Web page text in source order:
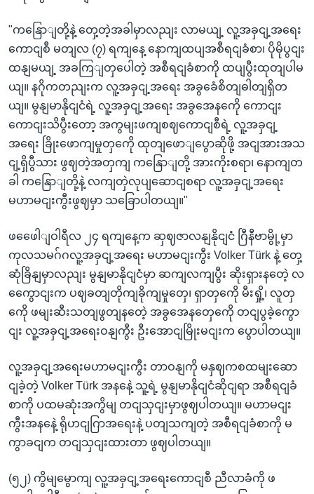
"ကနြောျတို့နဲ့ တှေ့တဲ့အခါမှာလညျး လာမယျ့ လူ့အခှငျ့အရေး
ကောငျစီ မတျလ (၇) ရကျနေ့ နောကျထပျအစီရငျခံစာ၊ ပိုမိုပွငျး
ထနျမယျ့ အခကြျတှပေါတဲ့ အစီရငျခံစာကို ထပျပွီးထုတျပါမ
ယျ။ နဂိုကတညျးက လူ့အခှငျ့အရေး အခွခေံစိတျဓါတျရှိတ
ယျ။ မွနျမာနိုငျငံရဲ့ လူ့အခှငျ့အရေး အခွအေနကေို ကောငျး
ကောငျးသိပွီးတော့ အကွမျးဖကျစဈကောငျစီရဲ့ လူ့အခှငျ့
အရေး ခြိုးဖောကျမှုတှကေို ထုတျဖောျပွောဆိုဖို့ အငျအားအသ
ငျ့ရှိပွီသား ဖွဈတဲ့အတှကျ ကနြောျတို့ အားကိုးစရာ၊ နောကျတ
ခါ ကနြောျတို့နဲ့ လကျတှဲလုပျဆောငျစရာ လူ့အခှငျ့အရေး
မဟာမငျးကွီးဖွဈမှာ သခြောပါတယျ။"
ဖဖေေါျဝါရီလ ၂၄ ရကျနေ့က ဆှဈဇာလနျနိုငျငံ ဂြီနီဗာမွို့မှာ
ကုလသမဂ်ဂလူ့အခှငျ့အရေး မဟာမငျးကွီး Volker Türk နဲ့ တှေ့
ဆုံခြိနျမှာလညျး မွနျမာနိုငျငံမှာ ဆကျလကျပွီး ဆိုးရှားနတေဲ့ လ
ကွေောငျးက ပဈခတျတိုကျခိုကျမှုတှေ၊ ရှာတှကေို မီးရှို့၊ လူတှ
ကေို ဖမျးဆီးသတျဖွတျနတေဲ့ အခွအေနတှေကေို တငျပွခဲ့ကွော
ငျး လူ့အခှငျ့အရေးဝနျကွီး ဦးအောငျမြိုးမငျးက ပွောပါတယျ။
လူ့အခှငျ့အရေးမဟာမငျးကွီး တာဝနျကို မနှဈကစထမျးဆော
ငျခဲ့တဲ့ Volker Türk အနနေဲ့ သူ့ရဲ့ မွနျမာနိုငျငံဆိုငျရာ အစီရငျခံ
စာကို ပထမဆုံးအကွိမျ တငျသှငျးမှာဖွဈပါတယျ။ မဟာမငျး
ကွီးအနနေဲ့ ရိုဟငျဂြာအရေးနဲ့ ပတျသကျတဲ့ အစီရငျခံစာကို မ
ကွာခငျက တငျသှငျးထားတာ ဖွဈပါတယျ။
(၅၂) ကွိမျမွောကျ လူ့အခှငျ့အရေးကောငျစီ ညီလာခံကို ဖ